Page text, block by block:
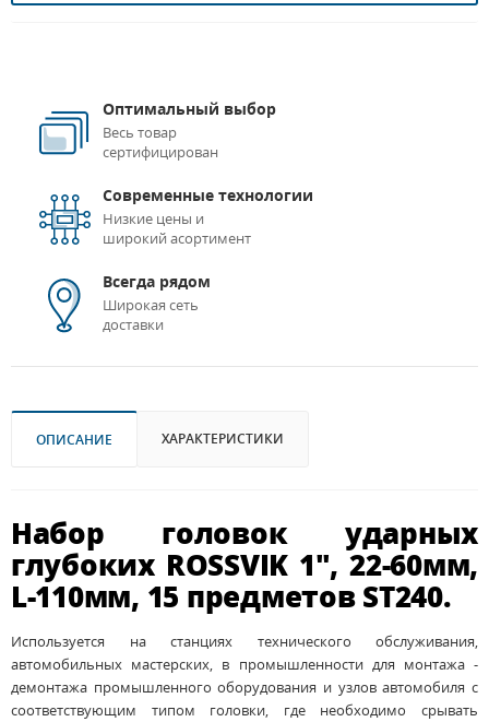
Оптимальный выбор
Весь товар
сертифицирован
Современные технологии
Низкие цены и
широкий асортимент
Всегда рядом
Широкая сеть
доставки
ОПИСАНИЕ ХАРАКТЕРИСТИКИ
Набор головок ударных
глубоких ROSSVIK 1", 22-60мм,
L-110мм, 15 предметов ST240.
Используется на станциях технического обслуживания,
автомобильных мастерских, в промышленности для монтажа -
демонтажа промышленного оборудования и узлов автомобиля с
соответствующим типом головки, где необходимо срывать